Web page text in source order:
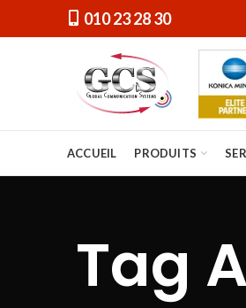
010 23 28 30
ACCUEIL PRODUITS
Tag